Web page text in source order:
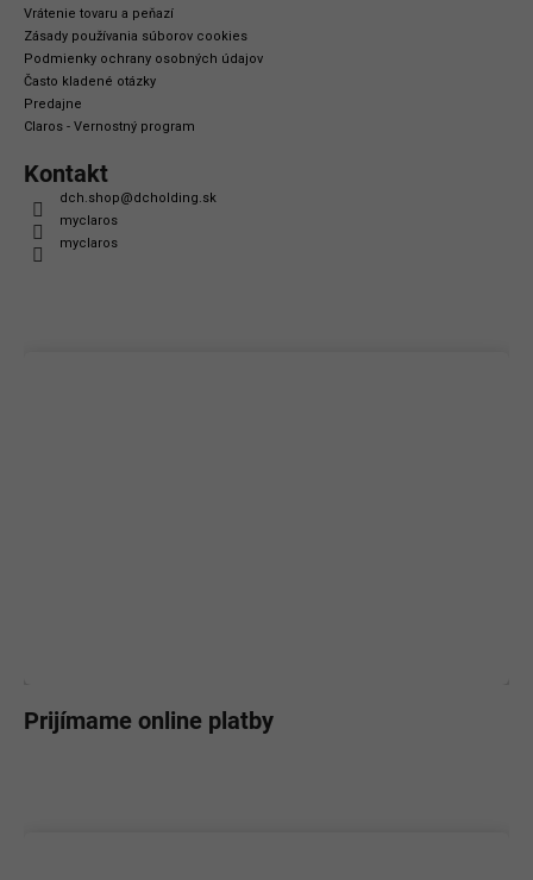
Vrátenie tovaru a peňazí
Zásady používania súborov cookies
Podmienky ochrany osobných údajov
Často kladené otázky
Predajne
Claros - Vernostný program
Kontakt
dch.shop@dcholding.sk
myclaros
myclaros
Prijímame online platby